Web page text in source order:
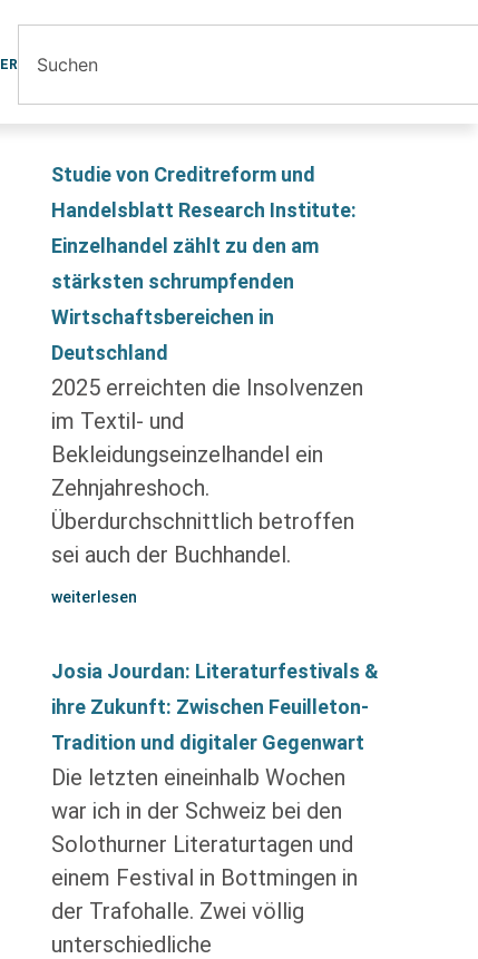
Studie von Creditreform und
Handelsblatt Research Institute:
Einzelhandel zählt zu den am
stärksten schrumpfenden
Wirtschaftsbereichen in
Deutschland
2025 erreichten die Insolvenzen
im Textil- und
Bekleidungseinzelhandel ein
Zehnjahreshoch.
Überdurchschnittlich betroffen
sei auch der Buchhandel.
weiterlesen
Josia Jourdan: Literaturfestivals &
ihre Zukunft: Zwischen Feuilleton-
Tradition und digitaler Gegenwart
Die letzten eineinhalb Wochen
war ich in der Schweiz bei den
Solothurner Literaturtagen und
einem Festival in Bottmingen in
der Trafohalle. Zwei völlig
unterschiedliche